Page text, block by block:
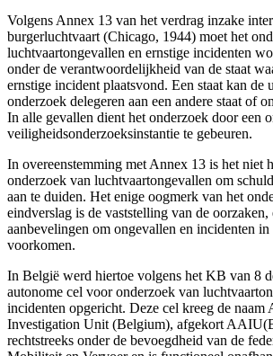
Volgens Annex 13 van het verdrag inzake
burgerluchtvaart (Chicago, 1944) moet het
luchtvaartongevallen en ernstige incidenten
onder de verantwoordelijkheid van de staat
ernstige incident plaatsvond. Een staat kan de
onderzoek delegeren aan een andere staat of
In alle gevallen dient het onderzoek door een
veiligheidsonderzoeksinstantie te gebeuren.
In overeenstemming met Annex 13 is het niet
onderzoek van luchtvaartongevallen om
aan te duiden. Het enige oogmerk van het
eindverslag is de vaststelling van de
aanbevelingen om ongevallen en incidenten in
voorkomen.
In België werd hiertoe volgens het KB van 8
autonome cel voor onderzoek van
incidenten opgericht. Deze cel kreeg de naam
Investigation Unit (Belgium), afgekort
rechtstreeks onder de bevoegdheid van de